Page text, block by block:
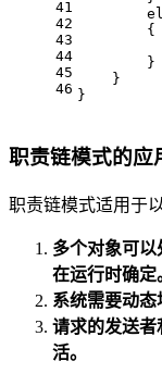
41
42
43
44
45
46
        {
        }
    }
}
职责链模式的应
职责链模式适用于
多个对象可
在运行时确定
系统需要动态
请求的发送者
活。